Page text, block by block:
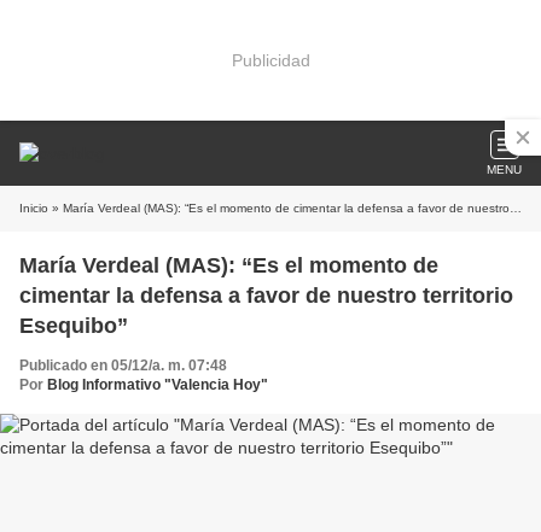
Publicidad
MENU
Inicio » María Verdeal (MAS): “Es el momento de cimentar la defensa a favor de nuestro territorio Esequibo”
María Verdeal (MAS): “Es el momento de
cimentar la defensa a favor de nuestro territorio
Esequibo”
Publicado en 05/12/a. m. 07:48
Por Blog Informativo "Valencia Hoy"